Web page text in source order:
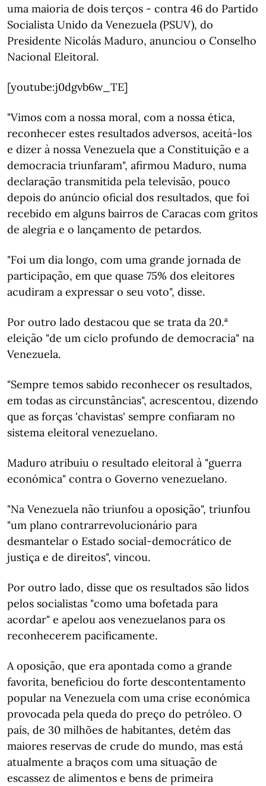
uma maioria de dois terços - contra 46 do Partido
Socialista Unido da Venezuela (PSUV), do
Presidente Nicolás Maduro, anunciou o Conselho
Nacional Eleitoral.
[youtube:j0dgvb6w_TE]
"Vimos com a nossa moral, com a nossa ética,
reconhecer estes resultados adversos, aceitá-los
e dizer à nossa Venezuela que a Constituição e a
democracia triunfaram", afirmou Maduro, numa
declaração transmitida pela televisão, pouco
depois do anúncio oficial dos resultados, que foi
recebido em alguns bairros de Caracas com gritos
de alegria e o lançamento de petardos.
"Foi um dia longo, com uma grande jornada de
participação, em que quase 75% dos eleitores
acudiram a expressar o seu voto", disse.
Por outro lado destacou que se trata da 20.ª
eleição "de um ciclo profundo de democracia" na
Venezuela.
"Sempre temos sabido reconhecer os resultados,
em todas as circunstâncias", acrescentou, dizendo
que as forças 'chavistas' sempre confiaram no
sistema eleitoral venezuelano.
Maduro atribuiu o resultado eleitoral à "guerra
económica" contra o Governo venezuelano.
"Na Venezuela não triunfou a oposição", triunfou
"um plano contrarrevolucionário para
desmantelar o Estado social-democrático de
justiça e de direitos", vincou.
Por outro lado, disse que os resultados são lidos
pelos socialistas "como uma bofetada para
acordar" e apelou aos venezuelanos para os
reconhecerem pacificamente.
A oposição, que era apontada como a grande
favorita, beneficiou do forte descontentamento
popular na Venezuela com uma crise económica
provocada pela queda do preço do petróleo. O
país, de 30 milhões de habitantes, detém das
maiores reservas de crude do mundo, mas está
atualmente a braços com uma situação de
escassez de alimentos e bens de primeira